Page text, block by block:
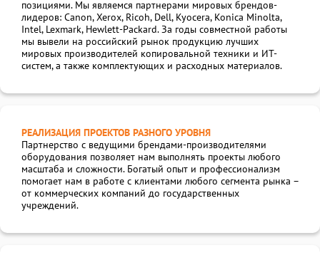
позициями. Мы являемся партнерами мировых брендов-
лидеров: Canon, Xerox, Ricoh, Dell, Kyocera, Konica Minolta,
Intel, Lexmark, Hewlett-Packard. За годы совместной работы
мы вывели на российский рынок продукцию лучших
мировых производителей копировальной техники и ИТ-
систем, а также комплектующих и расходных материалов.
РЕАЛИЗАЦИЯ ПРОЕКТОВ РАЗНОГО УРОВНЯ
Партнерство с ведущими брендами-производителями
оборудования позволяет нам выполнять проекты любого
масштаба и сложности. Богатый опыт и профессионализм
помогает нам в работе с клиентами любого сегмента рынка –
от коммерческих компаний до государственных
учреждений.